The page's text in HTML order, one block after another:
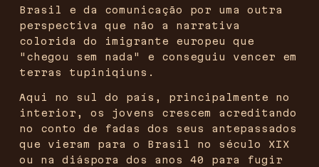
Brasil e da comunicação por uma outra
perspectiva que não a narrativa
colorida do imigrante europeu que
"chegou sem nada" e conseguiu vencer em
terras tupiniqiuns.
Aqui no sul do país, principalmente no
interior, os jovens crescem acreditando
no conto de fadas dos seus antepassados
que vieram para o Brasil no século XIX
ou na diáspora dos anos 40 para fugir